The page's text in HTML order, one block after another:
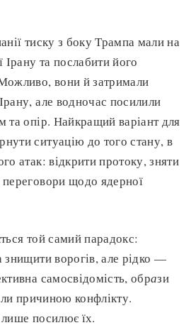
тиску з боку Трампа мали на
Ірану та послабити його
вони й затримали
але водночас посилили
та опір. Найкращий варіант для
ситуацію до того стану, в
атак: відкрити протоку, зняти
переговори щодо ядерної
той самий парадокс:
знищити ворогів, але рідко —
самосвідомість, образи
причиною конфлікту.
посилює їх.